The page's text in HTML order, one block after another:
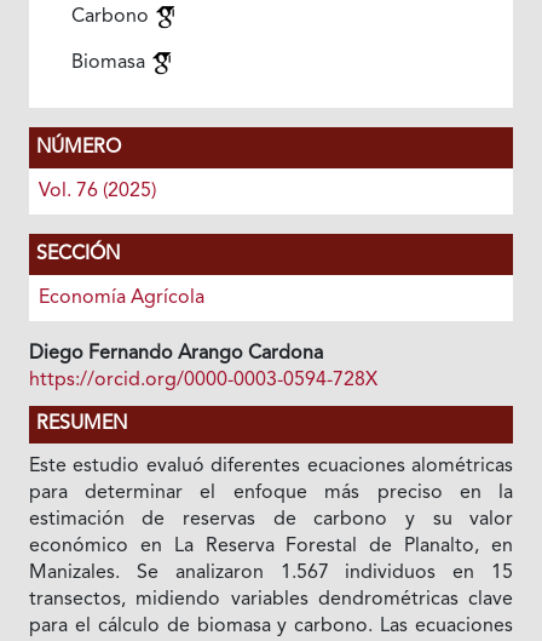
Carbono
Biomasa
NÚMERO
Vol. 76 (2025)
SECCIÓN
Economía Agrícola
Diego Fernando Arango Cardona
https://orcid.org/0000-0003-0594-728X
RESUMEN
Este estudio evaluó diferentes ecuaciones alométricas
para determinar el enfoque más preciso en la
estimación de reservas de carbono y su valor
económico en La Reserva Forestal de Planalto, en
Manizales. Se analizaron 1.567 individuos en 15
transectos, midiendo variables dendrométricas clave
para el cálculo de biomasa y carbono. Las ecuaciones